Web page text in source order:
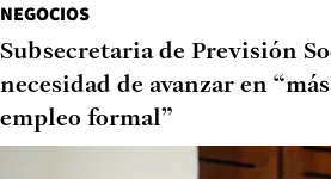
NEGOCIOS
Subsecretaria de Previsión
necesidad de avanzar en
empleo formal”